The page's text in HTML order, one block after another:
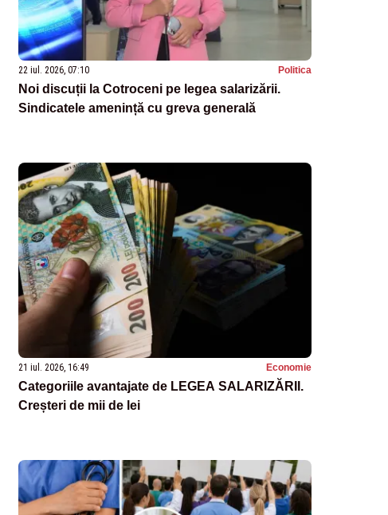
22 iul. 2026, 07:10 Politica
Noi discuții la Cotroceni pe legea salarizării.
Sindicatele amenință cu greva generală
21 iul. 2026, 16:49 Economie
Categoriile avantajate de LEGEA SALARIZĂRII.
Creșteri de mii de lei